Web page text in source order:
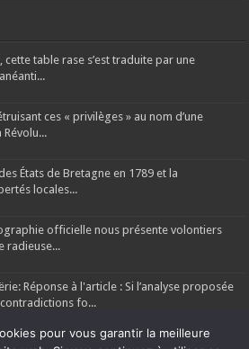
cette table rase s’est traduite par une
ces « privilèges » au nom d’une
États de Bretagne en 1789 et la
locales...
officielle nous présente volontiers
radieuse...
Réponse à l'article : Si l’analyse proposée
fo...
pour vous garantir la meilleure